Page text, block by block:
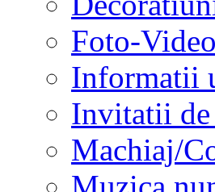
Foto-
Informatii
Invitatii
Machiaj/